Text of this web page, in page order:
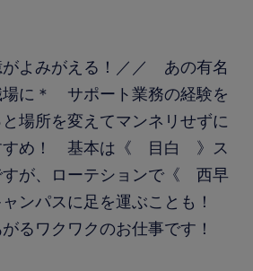
がよみがえる！／／ あの有名
場に＊ サポート業務の経験を
場所を変えてマンネリせずに
すめ！ 基本は《 目白 》ス
すが、ローテションで《 西早
ンパスに足を運ぶことも！
るワクワクのお仕事です！